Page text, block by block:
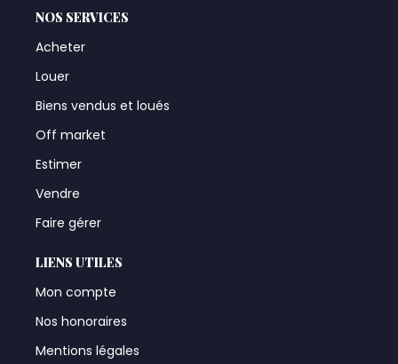
NOS SERVICES
Acheter
Louer
Biens vendus et loués
Off market
Estimer
Vendre
Faire gérer
LIENS UTILES
Mon compte
Nos honoraires
Mentions légales